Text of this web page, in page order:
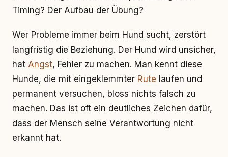
Timing? Der Aufbau der Übung?
Wer Probleme immer beim Hund sucht, zerstört
langfristig die Beziehung. Der Hund wird unsicher,
hat Angst, Fehler zu machen. Man kennt diese
Hunde, die mit eingeklemmter Rute laufen und
permanent versuchen, bloss nichts falsch zu
machen. Das ist oft ein deutliches Zeichen dafür,
dass der Mensch seine Verantwortung nicht
erkannt hat.